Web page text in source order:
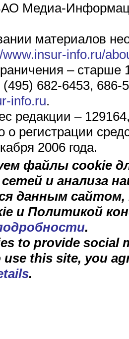
Медиа-
материалов
www.insur-info.ru/
– старше
682-6453, 686-
info.ru.
редакции –
о регистрации
2006 года.
файлы cookie
и анализа
данным
и Политикой
.
to provide social
this site, you
.